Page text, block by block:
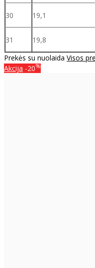
30 19,1
31 19,8
Prekės su nuolaida Visos
Akcija -20%